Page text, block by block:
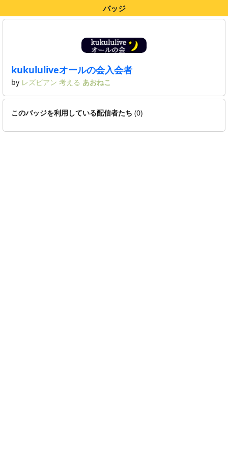
バッジ
kukululiveオールの会入会者
by レズビアン 考える あおねこ
このバッジを利用している配信者たち (0)